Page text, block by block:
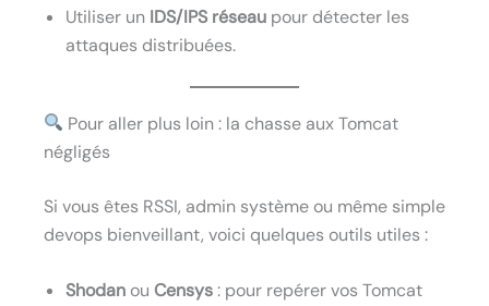
Utiliser un IDS/IPS réseau pour détecter les
attaques distribuées.
Pour aller plus loin : la chasse aux Tomcat
négligés
Si vous êtes RSSI, admin système ou même simple
devops bienveillant, voici quelques outils utiles :
Shodan ou Censys: pour repérer vos Tomcat